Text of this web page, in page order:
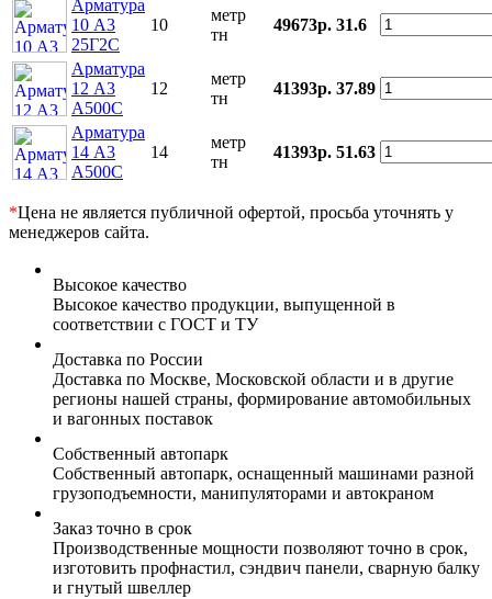
Арматура
10 А3
25Г2С
10
метр
тн
49673р. 31.6
Арматура
12 А3
А500С
12
метр
тн
41393р. 37.89
Арматура
14 А3
А500С
14
метр
тн
41393р. 51.63
*Цена не является публичной офертой, просьба уточнять у
менеджеров сайта.
Высокое качество
Высокое качество продукции, выпущенной в
соответствии с ГОСТ и ТУ
Доставка по России
Доставка по Москве, Московской области и в другие
регионы нашей страны, формирование автомобильных
и вагонных поставок
Собственный автопарк
Собственный автопарк, оснащенный машинами разной
грузоподъемности, манипуляторами и автокраном
Заказ точно в срок
Производственные мощности позволяют точно в срок,
изготовить профнастил, сэндвич панели, сварную балку
и гнутый швеллер